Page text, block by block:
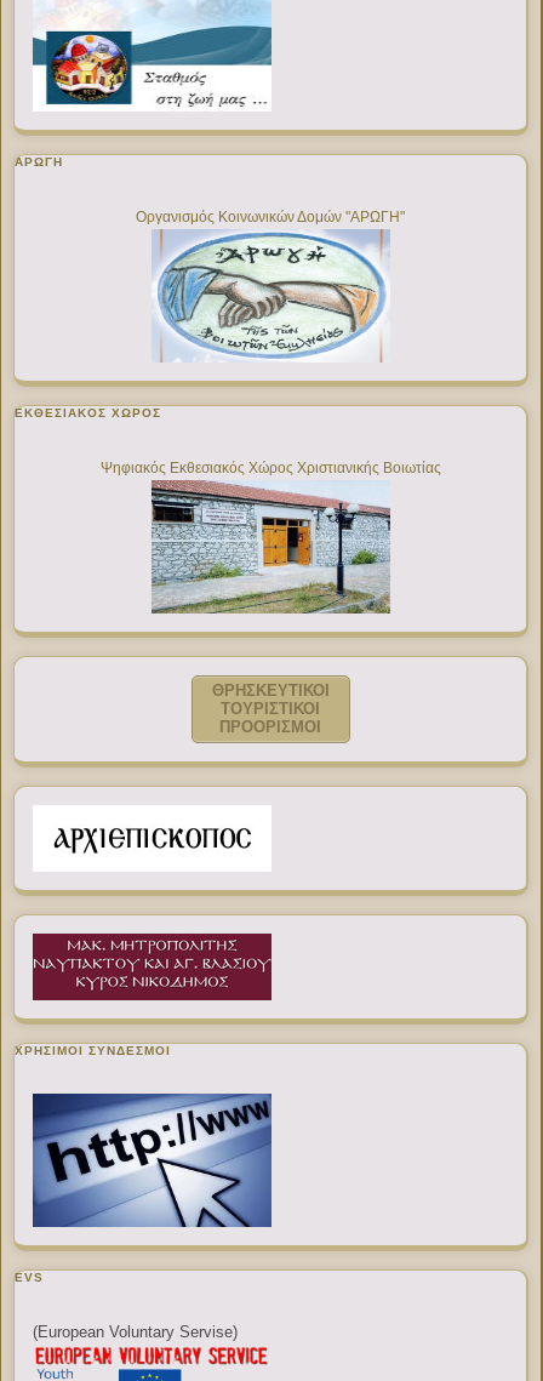
ΑΡΩΓΗ
Οργανισμός Κοινωνικών Δομών "ΑΡΩΓΗ"
ΕΚΘΕΣΙΑΚΌΣ ΧΏΡΟΣ
Ψηφιακός Εκθεσιακός Χώρος Χριστιανικής Βοιωτίας
ΘΡΗΣΚΕΥΤΙΚΟΙ
ΤΟΥΡΙΣΤΙΚΟΙ
ΠΡΟΟΡΙΣΜΟΙ
ΧΡΉΣΙΜΟΙ ΣΎΝΔΕΣΜΟΙ
EVS
(European Voluntary Servise)